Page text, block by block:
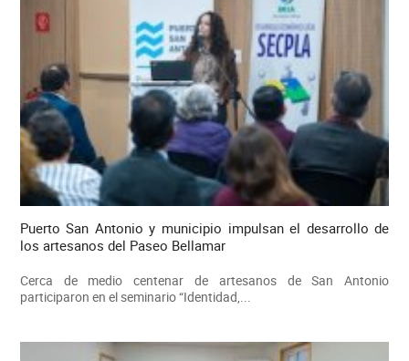
Puerto San Antonio y municipio impulsan el desarrollo de
los artesanos del Paseo Bellamar
Cerca de medio centenar de artesanos de San Antonio
participaron en el seminario “Identidad,...